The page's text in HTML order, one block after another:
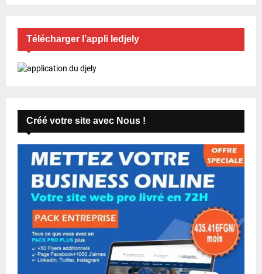
Télécharger l’appli ledjely
Créé votre site avec Nous !